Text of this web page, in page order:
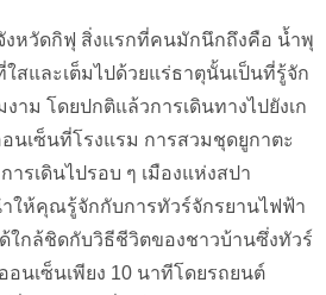
จังหวัดกิฟุ สิ่งแรกที่คนมักนึกถึงคือ น้ำพุ
สและเต็มไปด้วยแร่ธาตุนั้นเป็นที่รู้จัก
าม โดยปกติแล้วการเดินทางไปยังเก
นเซ็นที่โรงแรม การสวมชุดยูกาตะ
รเดินไปรอบ ๆ เมืองแห่งสปา
ให้คุณรู้จักกับการทัวร์จักรยานไฟฟ้า
ใกล้ชิดกับวิธีชีวิตของชาวบ้านซึ่งทัวร์
อนเซ็นเพียง 10 นาทีโดยรถยนต์